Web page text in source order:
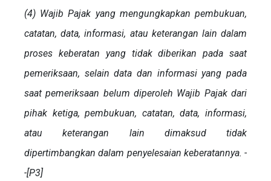
(4) Wajib Pajak yang mengungkapkan pembukuan,
catatan, data, informasi, atau keterangan lain dalam
proses keberatan yang tidak diberikan pada saat
pemeriksaan, selain data dan informasi yang pada
saat pemeriksaan belum diperoleh Wajib Pajak dari
pihak ketiga, pembukuan, catatan, data, informasi,
atau keterangan lain dimaksud tidak
dipertimbangkan dalam penyelesaian keberatannya. -
-[P3]